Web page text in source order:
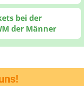
bei der
der Männer